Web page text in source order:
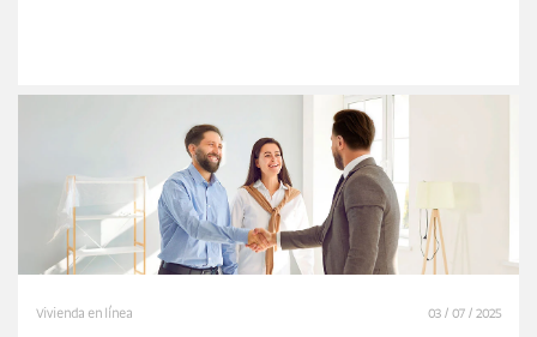
Vivienda en línea 03 / 07 / 2025